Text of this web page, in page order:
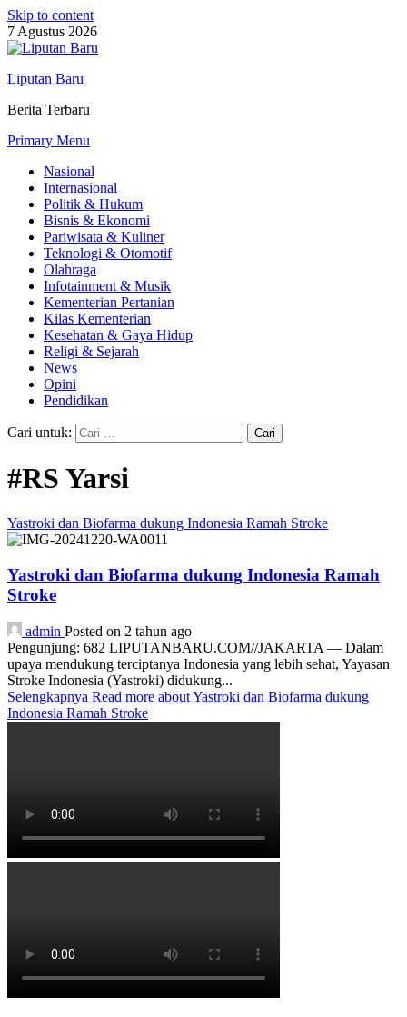
Skip to content
7 Agustus 2026
Liputan Baru
Berita Terbaru
Primary Menu
Nasional
Internasional
Politik & Hukum
Bisnis & Ekonomi
Pariwisata & Kuliner
Teknologi & Otomotif
Olahraga
Infotainment & Musik
Kementerian Pertanian
Kilas Kementerian
Kesehatan & Gaya Hidup
Religi & Sejarah
News
Opini
Pendidikan
Cari untuk:
#RS Yarsi
Yastroki dan Biofarma dukung Indonesia Ramah Stroke
Yastroki dan Biofarma dukung Indonesia Ramah
Stroke
admin Posted on 2 tahun ago
Pengunjung: 682 LIPUTANBARU.COM//JAKARTA — Dalam
upaya mendukung terciptanya Indonesia yang lebih sehat, Yayasan
Stroke Indonesia (Yastroki) didukung...
Selengkapnya Read more about Yastroki dan Biofarma dukung
Indonesia Ramah Stroke